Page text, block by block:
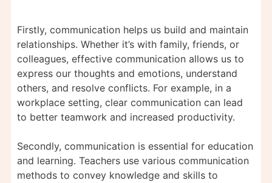
Firstly, communication helps us build and maintain
relationships. Whether it’s with family, friends, or
colleagues, effective communication allows us to
express our thoughts and emotions, understand
others, and resolve conflicts. For example, in a
workplace setting, clear communication can lead
to better teamwork and increased productivity.
Secondly, communication is essential for education
and learning. Teachers use various communication
methods to convey knowledge and skills to